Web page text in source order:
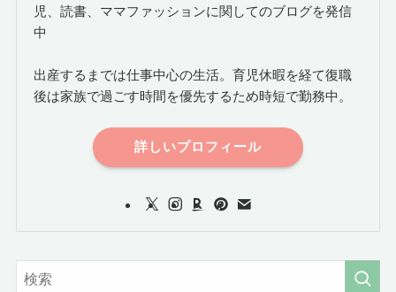
児、読書、ママファッションに関してのブログを発信
中
出産するまでは仕事中心の生活。育児休暇を経て復職
後は家族で過ごす時間を優先するため時短で勤務中。
詳しいプロフィール